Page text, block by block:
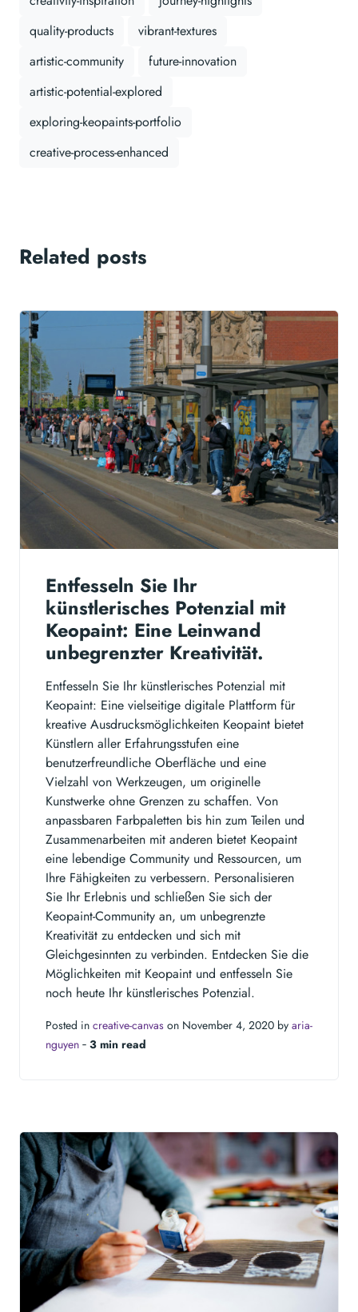
quality-products
vibrant-textures
artistic-community
future-innovation
artistic-potential-explored
exploring-keopaints-portfolio
creative-process-enhanced
Related posts
Entfesseln Sie Ihr
künstlerisches Potenzial mit
Keopaint: Eine Leinwand
unbegrenzter Kreativität.
Entfesseln Sie Ihr künstlerisches Potenzial mit
Keopaint: Eine vielseitige digitale Plattform für
kreative Ausdrucksmöglichkeiten Keopaint bietet
Künstlern aller Erfahrungsstufen eine
benutzerfreundliche Oberfläche und eine
Vielzahl von Werkzeugen, um originelle
Kunstwerke ohne Grenzen zu schaffen. Von
anpassbaren Farbpaletten bis hin zum Teilen und
Zusammenarbeiten mit anderen bietet Keopaint
eine lebendige Community und Ressourcen, um
Ihre Fähigkeiten zu verbessern. Personalisieren
Sie Ihr Erlebnis und schließen Sie sich der
Keopaint-Community an, um unbegrenzte
Kreativität zu entdecken und sich mit
Gleichgesinnten zu verbinden. Entdecken Sie die
Möglichkeiten mit Keopaint und entfesseln Sie
noch heute Ihr künstlerisches Potenzial.
Posted in creative-canvas on November 4, 2020 by aria-
nguyen ‐ 3 min read